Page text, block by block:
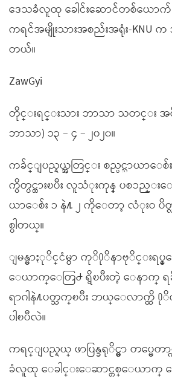
ဒေသခံလူထု ခေါင်းဆောင်တစ်ယေ
ကရင်အမျိုးသားအစည်းအရုံး-KNU
တယ်။
ZawGyi
တိုင္းရင္းသား ဘာသာ သတင္း အစီ
ဘာသာ) ၁၃ – ၄ – ၂၀၂၀။
ကခ်င္ျပည္နယ္အတြင္း စည္ပင္သာယာေ
က္ပိတ္ပင္ထားၿပီး လူသံုးကုန္ ပစၥည္းေ
ယာေစ်း ၁ နဲ႔ ၂ ကိုေတာ့ လံုးဝ ပိ
စ္ပါတယ္။
ျမန္မာႏုိင္ငံမွာ ကုိ႐ုိနာဗုိင္းရပ္စ္
ေယာက္ေတြ႕ ရွိၿပီးတဲ့ ေနာက္ ရ
ရာဂါနဲ႔ပတ္သက္ၿပီး ဘယ္ေလာက္ထိ
ပါၿပီလဲ။
ကရင္ျပည္နယ္ ဖာပြန္ခရုိင္မွာ တပ္မေ
ခံလူထု ေခါင္းေဆာင္တစ္ေယာက္